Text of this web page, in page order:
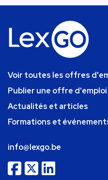
Voir toutes les offres
Publier une offre d'emploi
Actualités et articles
Formations et
info@lexgo.be